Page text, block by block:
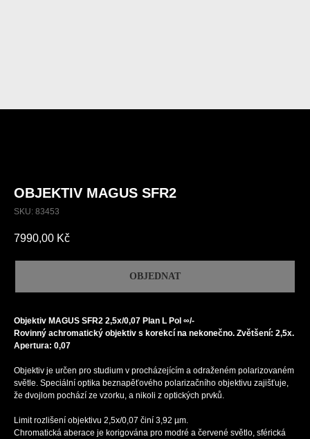
OBJEKTIV MAGUS SFR2
SKU: 83453
7990,00 Kč
OBJEDNAT
Objektiv MAGUS SFR2 2,5х/0,07 Plan L Pol ∞/-
Rovinný achromatický objektiv s korekcí na nekonečno. Zvětšení: 2,5x.
Apertura: 0,07
Objektiv je určen pro studium v procházejícím a odraženém polarizovaném
světle. Speciální optika beznapěťového polarizačního objektivu zajišťuje,
že dvojlom pochází ze vzorku, a nikoli z optických prvků.
Limit rozlišení objektivu 2,5x/0,07 činí 3,92 µm.
Chromatická aberace je korigována pro modré a červené světlo, sférická